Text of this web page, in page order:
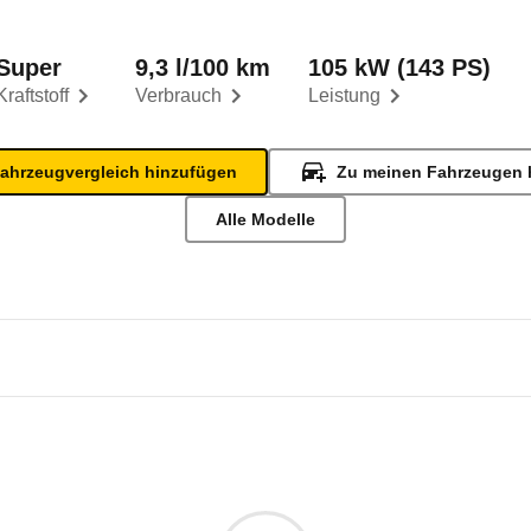
Verbrauch
9,3 l/100 km
Leistung
105 kW (143 PS)
hinzufügen Zu meinen Fahrzeugen
Alle Modelle